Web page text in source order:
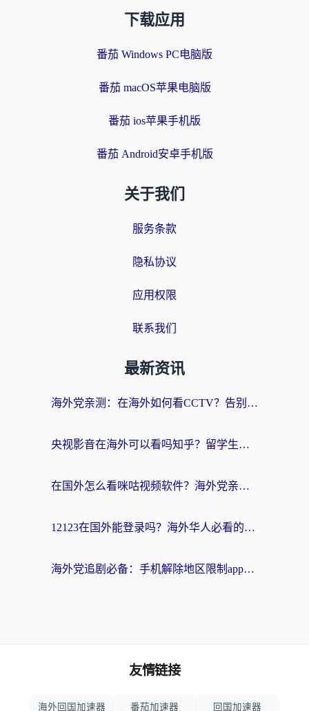
下载应用
番茄 Windows PC电脑版
番茄 macOS苹果电脑版
番茄 ios苹果手机版
番茄 Android安卓手机版
关于我们
服务条款
隐私协议
应用权限
联系我们
最新资讯
海外党亲测：在海外如何看CCTV？告别“仅限大陆播放”的实用指南
央视影音在海外可以看吗知乎？留学生亲测：3步解决地域限制+追剧自由
在国外怎么看咪咕视频软件？海外党亲测有效的回国加速方案
12123在国外能登录吗？海外华人必看的回国加速实用指南
海外党追剧必备：手机解除地区限制app怎么选？解决央视视频&国内剧地区限制全指南
友情链接
海外回国加速器 番茄加速器 回国加速器